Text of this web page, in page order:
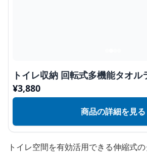
トイレ収納 回転式多機能タオル
¥3,880
商品の詳細を見る
トイレ空間を有効活用できる伸縮式